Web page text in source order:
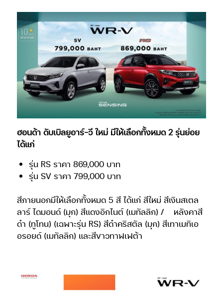
ฮอนด้า ดับเบิลยูอาร์-วี ใหม่ มีให้เลือกทั้งหมด 2 รุ่นย่อย
ได้แก่
รุ่น RS ราคา 869,000 บาท
รุ่น SV ราคา 799,000 บาท
สีภายนอกมีให้เลือกทั้งหมด 5 สี ได้แก่ สีใหม่ สีเงินสเตล
ลาร์ ไดมอนด์ (มุก) สีแดงอิกไนต์ (เมทัลลิก) /
หลังคาสี
ดำ (ทูโทน) (เฉพาะรุ่น RS) สีดำคริสตัล (มุก) สีเทาเมทิเอ
อรอยด์ (เมทัลลิก) และสีขาวทาฟเฟต้า